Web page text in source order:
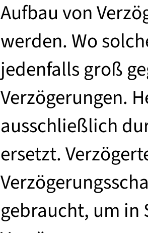
Aufbau von
werden. Wo
jedenfalls groß
Verzögerungen.
ausschließlich
ersetzt.
gebraucht, um